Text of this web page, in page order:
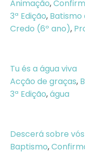
Animação,
3ª Edição, Batismo
Credo (6º ano),
Tu és a água viva
Acção de graças,
3ª Edição,água
Descerá sobre vós
Baptismo,